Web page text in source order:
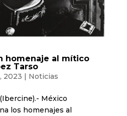
homenaje al mítico
Tarso
2023 | Noticias
México
los homenajes al